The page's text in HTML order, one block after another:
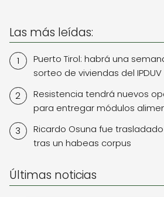
Las más leídas:
Puerto Tirol: habrá una
sorteo de viviendas del IPDUV
Resistencia tendrá nuevos
para entregar módulos
Ricardo Osuna fue
tras un habeas corpus
Últimas noticias